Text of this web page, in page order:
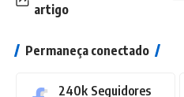
artigo
Permaneça conectado
240k Seguidores